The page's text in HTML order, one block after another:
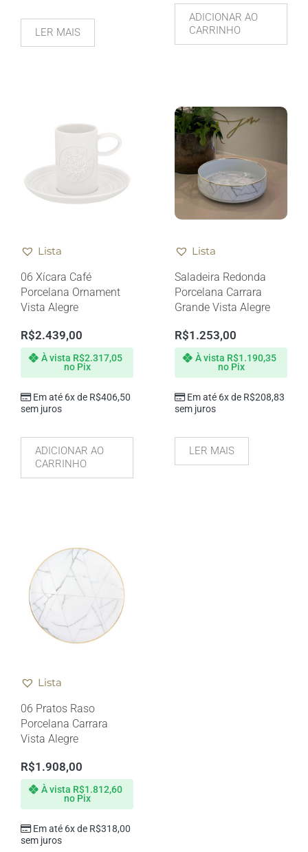
LER MAIS
ADICIONAR AO
CARRINHO
Lista
06 Xícara Café
Porcelana Ornament
Vista Alegre
R$2.439,00
Em até 6x de R$406,50
sem juros
À vista R$2.317,05
no Pix
ADICIONAR AO
CARRINHO
Lista
Saladeira Redonda
Porcelana Carrara
Grande Vista Alegre
R$1.253,00
Em até 6x de R$208,83
sem juros
À vista R$1.190,35
no Pix
LER MAIS
Lista
06 Pratos Raso
Porcelana Carrara
Vista Alegre
R$1.908,00
Em até 6x de R$318,00
sem juros
À vista R$1.812,60
no Pix